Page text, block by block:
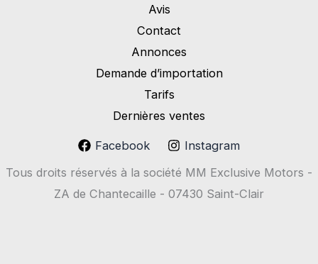
Avis
Contact
Annonces
Demande d’importation
Tarifs
Dernières ventes
Facebook
Instagram
Tous droits réservés à la société MM Exclusive Motors -
ZA de Chantecaille - 07430 Saint-Clair